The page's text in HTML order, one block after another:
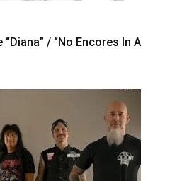
“Diana” / “No Encores In A